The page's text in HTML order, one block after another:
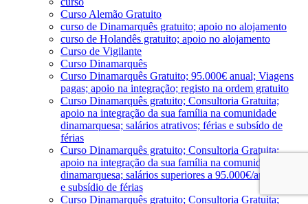
Curso Alemão Gratuito
curso de Dinamarquês gratuito; apoio no alojamento
curso de Holandês gratuito; apoio no alojamento
Curso de Vigilante
Curso Dinamarquês
Curso Dinamarquês Gratuito; 95.000€ anual; Viagens
pagas; apoio na integração; registo na ordem gratuito
Curso Dinamarquês gratuito; Consultoria Gratuita;
apoio na integração da sua família na comunidade
dinamarquesa; salários atrativos; férias e subsído de
férias
Curso Dinamarquês gratuito; Consultoria Gratuita;
apoio na integração da sua família na comunidade
dinamarquesa; salários superiores a 95.000€/ano; férias
e subsídio de férias
Curso Dinamarquês gratuito; Consultoria Gratuita;